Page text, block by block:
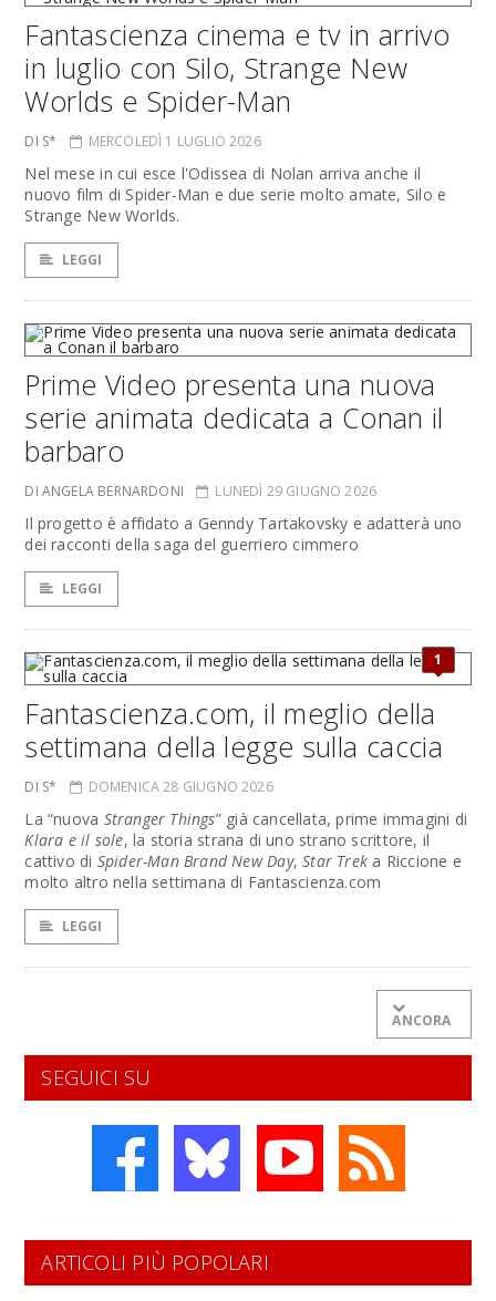
Fantascienza cinema e tv in arrivo
in luglio con Silo, Strange New
Worlds e Spider-Man
DI S* MERCOLEDÌ 1 LUGLIO 2026
Nel mese in cui esce l'Odissea di Nolan arriva anche il
nuovo film di Spider-Man e due serie molto amate, Silo e
Strange New Worlds.
LEGGI
Prime Video presenta una nuova
serie animata dedicata a Conan il
barbaro
DI ANGELA BERNARDONI LUNEDÌ 29 GIUGNO 2026
Il progetto è affidato a Genndy Tartakovsky e adatterà uno
dei racconti della saga del guerriero cimmero
LEGGI
1
Fantascienza.com, il meglio della
settimana della legge sulla caccia
DI S* DOMENICA 28 GIUGNO 2026
La “nuova Stranger Things” già cancellata, prime immagini di
Klara e il sole, la storia strana di uno strano scrittore, il
cattivo di Spider-Man Brand New Day,Star Trek a Riccione e
molto altro nella settimana di Fantascienza.com
LEGGI
ANCORA
SEGUICI SU
ARTICOLI PIÙ POPOLARI